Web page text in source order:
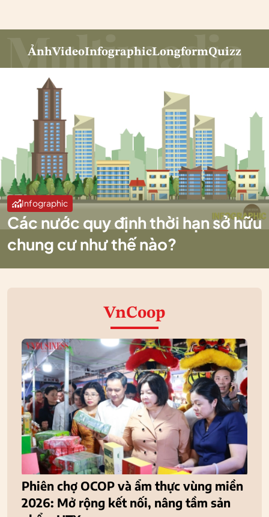
ẢnhVideoInfographicLongformQuizz
Infographic
Các nước quy định thời hạn sở hữu
chung cư như thế nào?
VnCoop
Phiên chợ OCOP và ẩm thực vùng miền
2026: Mở rộng kết nối, nâng tầm sản